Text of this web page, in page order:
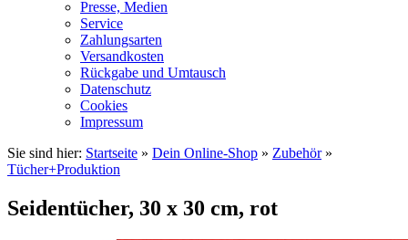
Presse, Medien
Service
Zahlungsarten
Versandkosten
Rückgabe und Umtausch
Datenschutz
Cookies
Impressum
Sie sind hier: Startseite » Dein Online-Shop » Zubehör»
Tücher+Produktion
Seidentücher, 30 x 30 cm, rot